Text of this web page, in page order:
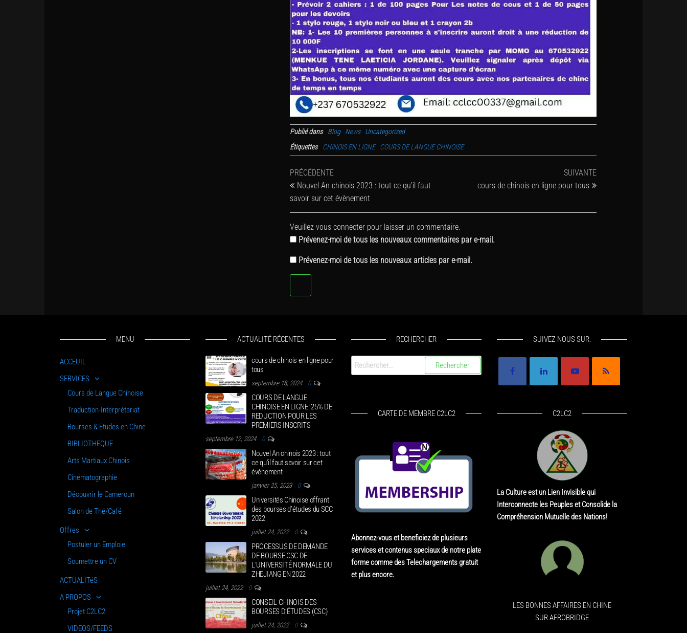
Publié dans Blog News
Uncategorized
Étiquettes
CHINOIS EN LIGNE COURS DE LANGUE CHINOISE
Navigation
de
l’article
Article
précédent
PRÉCÉDENTE
Nouvel An chinois 2023 : tout ce qu’il faut
savoir sur cet évènement
Article
suivant
SUIVANTE
cours de chinois en ligne pour tous
Veuillez vous connecter pour laisser un commentaire.
Prévenez-moi de tous les nouveaux commentaires par e-mail.
Prévenez-moi de tous les nouveaux articles par e-mail.
MENU
ACCEUIL
SERVICES
Cours de Langue Chinoise
Traduction-Interprétariat
Bourses & Etudes en Chine
BIBLIOTHEQUE
Arts Martiaux Chinois
Cinématographie
Découvrir le Cameroun
Salon de Thé/Café
Offres
Postuler un Emploie
Soumettre un CV
ACTUALITéS
A PROPOS
Projet C2LC2
VIDEOS/FEEDS
ACTUALITÉ RÉCENTES
cours de chinois en ligne pour
tous
septembre 18, 2024 0
COURS DE LANGUE
CHINOISE EN LIGNE: 25% DE
REDUCTION POUR LES
PREMIERS INSCRITS
septembre 12, 2024 0
Nouvel An chinois 2023 : tout
ce qu’il faut savoir sur cet
évènement
janvier 25, 2023 0
Universités Chinoise offrant
des bourses d’études du SCC
2022
juillet 24, 2022 0
PROCESSUS DE DEMANDE
DE BOURSE CSC DE
L’UNIVERSITÉ NORMALE DU
ZHEJIANG EN 2022
juillet 24, 2022 0
CONSEIL CHINOIS DES
BOURSES D’ÉTUDES (CSC)
juillet 24, 2022 0
RECHERCHER
Rechercher :
SUIVEZ NOUS SUR:
CARTE DE MEMBRE C2LC2
Abonnez-vous et beneficiez de plusieurs
services et contenus speciaux de notre plate
forme comme des Telechargements gratuit
et plus encore.
C2LC2
La Culture est un Lien Invisible qui
Interconnecte les Peuples et Consolide la
Compréhension Mutuelle des Nations!
LES BONNES AFFAIRES EN CHINE
SUR AFROBRIDGE